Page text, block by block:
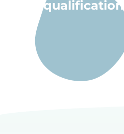
qualifications